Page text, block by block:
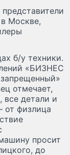
Москве,
б/у техники.
«БИЗНЕС
отмечает,
все детали и
физлица
просит
до